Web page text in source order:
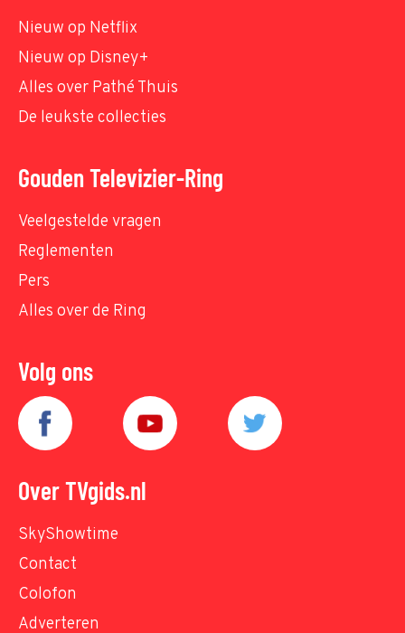
Nieuw op Netflix
Nieuw op Disney+
Alles over Pathé Thuis
De leukste collecties
Gouden Televizier-Ring
Veelgestelde vragen
Reglementen
Pers
Alles over de Ring
Volg ons
Over TVgids.nl
SkyShowtime
Contact
Colofon
Adverteren